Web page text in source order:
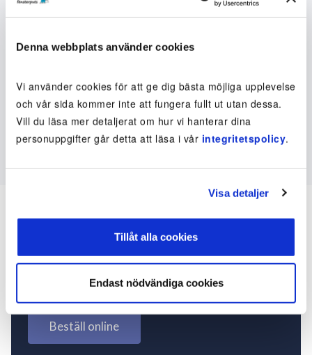
Denna webbplats använder cookies
Vi använder cookies för att ge dig bästa möjliga upplevelse
och vår sida kommer inte att fungera fullt ut utan dessa.
Vill du läsa mer detaljerat om hur vi hanterar dina
personuppgifter går detta att läsa i vår integritetspolicy.
Visa detaljer
Tillåt alla cookies
Endast nödvändiga cookies
Inte kund ännu? Kom
igång nu!
Beställ online